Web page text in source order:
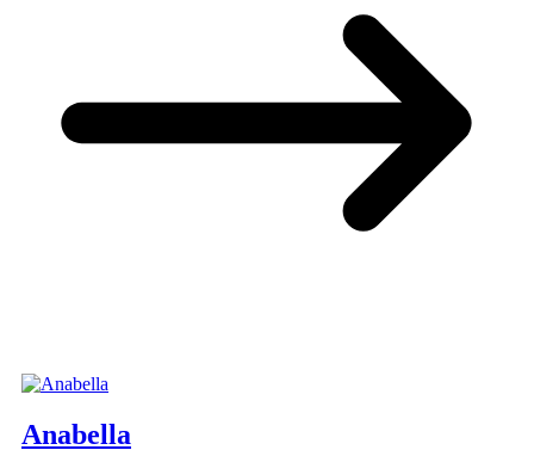
Anabella